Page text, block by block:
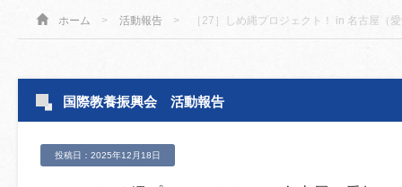
ホーム > 活動報告 > ［27］しめ縄プロジェクト！ in 名古屋（
国際教養振興会 活動報告
投稿日：2025年12月18日